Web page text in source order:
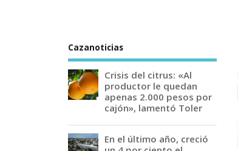
Cazanoticias
Crisis del citrus: «Al
productor le quedan
apenas 2.000 pesos por
cajón», lamentó Toler
En el último año, creció